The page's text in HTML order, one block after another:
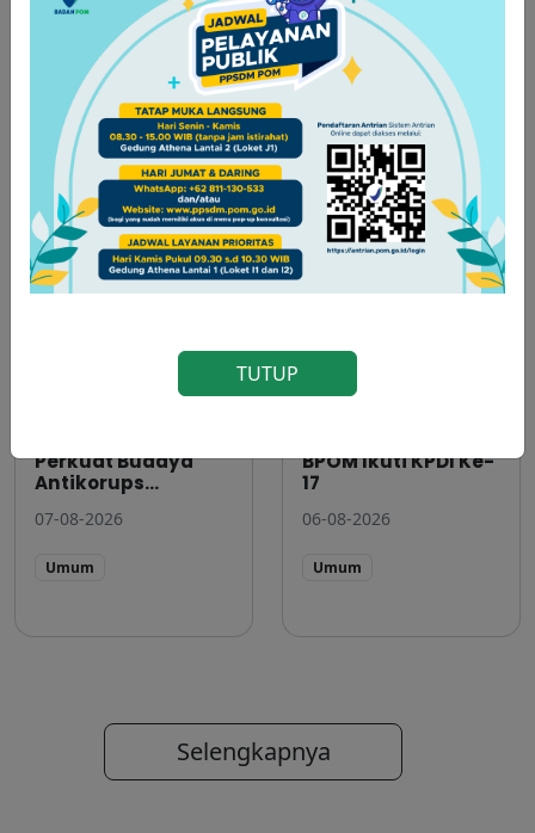
PPSDM POM Gelar Tes TOEFL
Prediction, 150 Pegawai Siap Uji
Kemampuan Bahasa Inggris
07-08-2026 Umum
Perkuat Budaya
Antikorups...
07-08-2026
Umum
Perkuat Layanan
BPOM Ikuti KPDI Ke-
17
06-08-2026
Umum
Selengkapnya
TUTUP